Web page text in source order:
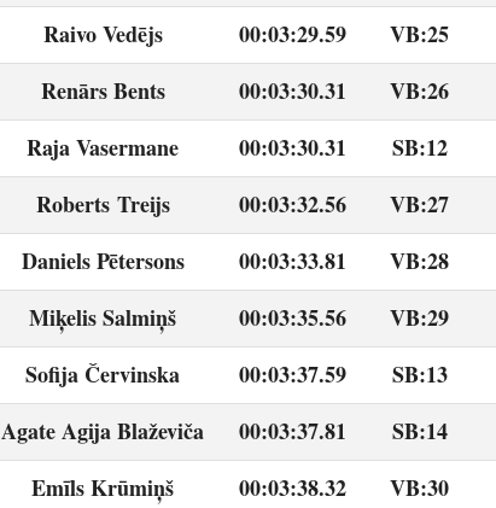
Raivo Vedējs 00:03:29.59 VB:25
Renārs Bents 00:03:30.31 VB:26
Raja Vasermane 00:03:30.31 SB:12
Roberts Treijs 00:03:32.56 VB:27
Daniels Pētersons 00:03:33.81 VB:28
Miķelis Salmiņš 00:03:35.56 VB:29
Sofija Červinska 00:03:37.59 SB:13
Agate Agija Blaževiča 00:03:37.81 SB:14
Emīls Krūmiņš 00:03:38.32 VB:30